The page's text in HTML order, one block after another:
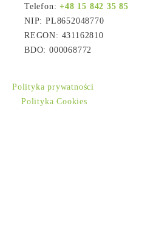
Telefon:+48 15 842 35 85
NIP: PL8652048770
REGON: 431162810
BDO: 000068772
Polityka prywatności
Polityka Cookies